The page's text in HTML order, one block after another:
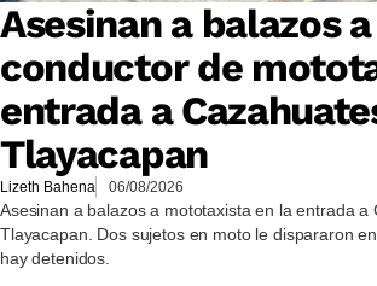
Asesinan a balazos a
conductor de
entrada a
Tlayacapan
Lizeth Bahena 06/08/2026
Asesinan a balazos a mototaxista en la entrada a
Tlayacapan. Dos sujetos en moto le dispararon
hay detenidos.